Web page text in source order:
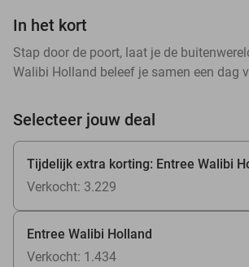
In het kort
Stap door de poort, laat je de
Walibi Holland beleef je samen een dag
Selecteer jouw deal
Tijdelijk extra korting: Entree Walibi
Verkocht: 3.229
Entree Walibi Holland
Verkocht: 1.434